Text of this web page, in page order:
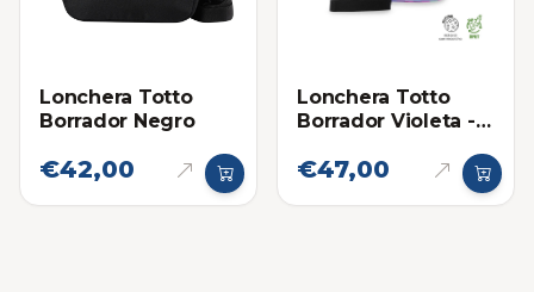
Lonchera Totto
Borrador Negro
€42,00
Lonchera Totto
Borrador Violeta -
€47,00